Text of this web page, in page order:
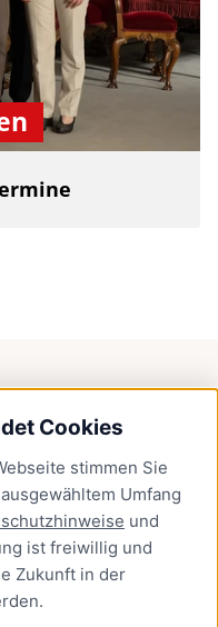
Cookies
stimmen Sie
Umfang
und
ist freiwillig und
Zukunft in der